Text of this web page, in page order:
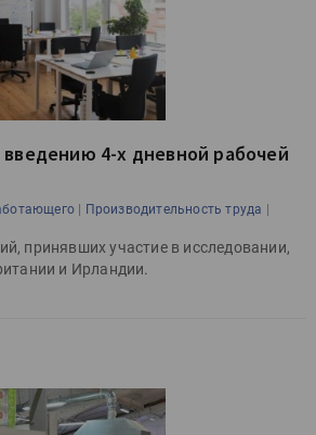
4-х дневной рабочей
| Производительность труда |
принявших участие в исследовании,
и Ирландии.